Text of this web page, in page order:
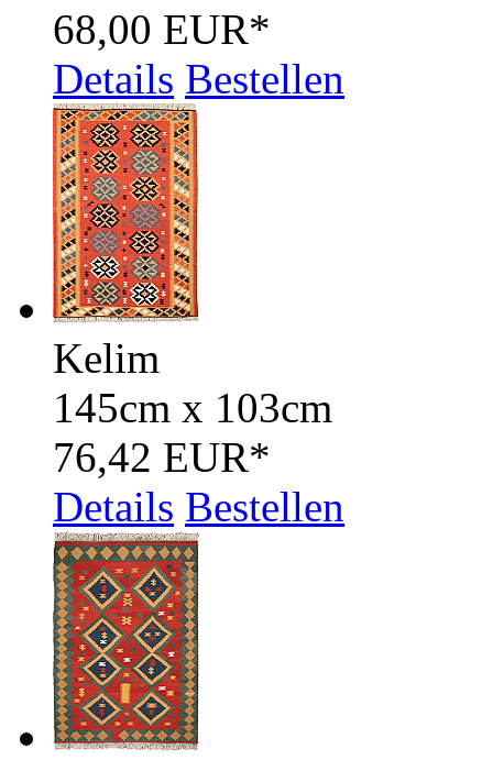
68,00 EUR*
Details Bestellen
Kelim
145cm x 103cm
76,42 EUR*
Details Bestellen